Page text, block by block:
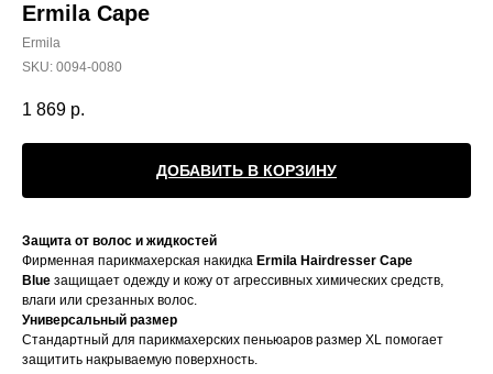
Ermila Cape
Ermila
SKU: 0094-0080
1 869 р.
ДОБАВИТЬ В КОРЗИНУ
Защита от волос и жидкостей
Фирменная парикмахерская накидка Ermila Hairdresser Cape
Blue защищает одежду и кожу от агрессивных химических средств,
влаги или срезанных волос.
Универсальный размер
Стандартный для парикмахерских пеньюаров размер XL помогает
защитить накрываемую поверхность.